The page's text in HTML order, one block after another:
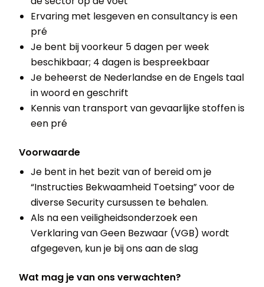
Ervaring met lesgeven en consultancy is een
pré
Je bent bij voorkeur 5 dagen per week
beschikbaar; 4 dagen is bespreekbaar
Je beheerst de Nederlandse en de Engels taal
in woord en geschrift
Kennis van transport van gevaarlijke stoffen is
een pré
Voorwaarde
Je bent in het bezit van of bereid om je
“Instructies Bekwaamheid Toetsing” voor de
diverse Security cursussen te behalen.
Als na een veiligheidsonderzoek een
Verklaring van Geen Bezwaar (VGB) wordt
afgegeven, kun je bij ons aan de slag
Wat mag je van ons verwachten?